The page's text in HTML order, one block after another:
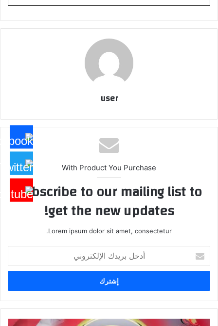
user
With Product You Purchase
Subscribe to our mailing list to
get the new updates!
Lorem ipsum dolor sit amet, consectetur.
بريدك
الإلكتروني
توضيح